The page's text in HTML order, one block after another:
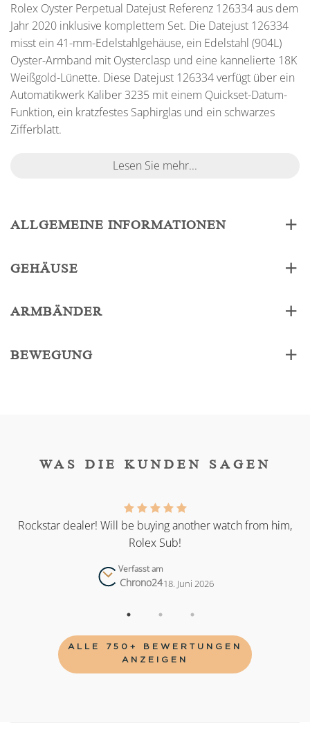
Rolex Oyster Perpetual Datejust Referenz 126334 aus dem
Jahr 2020 inklusive komplettem Set. Die Datejust 126334
misst ein 41-mm-Edelstahlgehäuse, ein Edelstahl (904L)
Oyster-Armband mit Oysterclasp und eine kannelierte 18K
Weißgold-Lünette. Diese Datejust 126334 verfügt über ein
Automatikwerk Kaliber 3235 mit einem Quickset-Datum-
Funktion, ein kratzfestes Saphirglas und ein schwarzes
Zifferblatt.
Lesen Sie mehr...
ALLGEMEINE INFORMATIONEN
GEHÄUSE
ARMBÄNDER
BEWEGUNG
WAS DIE KUNDEN SAGEN
Rockstar dealer! Will be buying another watch from him,
Rolex Sub!
Verfasst am
Chrono2418. Juni 2026
ALLE 750+ BEWERTUNGEN
ANZEIGEN